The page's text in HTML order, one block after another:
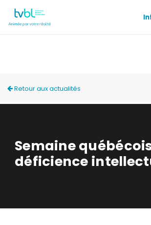
Retour aux actualités
Semaine
déficience